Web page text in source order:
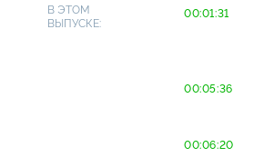
В ЭТОМ
ВЫПУСКЕ:
00:01:31
00:05:36
00:06:20